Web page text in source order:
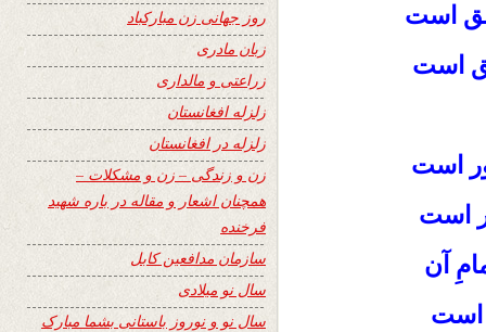
است
است
است
است
آن
است
روز جهانی زن مبارکباد
زبان مادری
زراعتی و مالداری
زلزله افغانستان
زلزله در افغانستان
زن و زندگی – زن و مشکلات –
همچنان اشعار و مقاله در باره شهید
فرخنده
سازمان مدافعین کابل
سال نو میلادی
سال نو و نوروز باستانی بشما مبارک